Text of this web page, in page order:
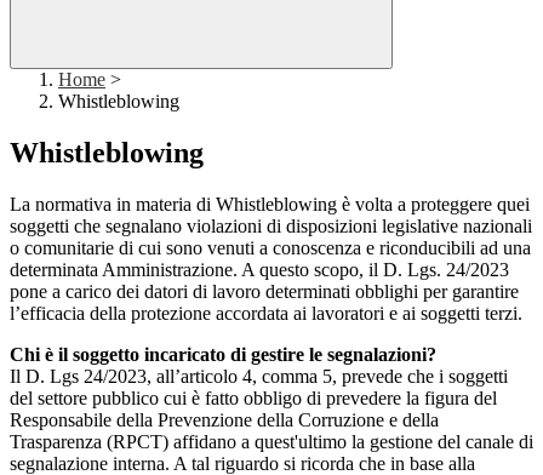
Home >
Whistleblowing
Whistleblowing
La normativa in materia di Whistleblowing è volta a proteggere quei
soggetti che segnalano violazioni di disposizioni legislative nazionali
o comunitarie di cui sono venuti a conoscenza e riconducibili ad una
determinata Amministrazione. A questo scopo, il D. Lgs. 24/2023
pone a carico dei datori di lavoro determinati obblighi per garantire
l’efficacia della protezione accordata ai lavoratori e ai soggetti terzi.
Chi è il soggetto incaricato di gestire le segnalazioni?
Il D. Lgs 24/2023, all’articolo 4, comma 5, prevede che i soggetti
del settore pubblico cui è fatto obbligo di prevedere la figura del
Responsabile della Prevenzione della Corruzione e della
Trasparenza (RPCT) affidano a quest'ultimo la gestione del canale di
segnalazione interna. A tal riguardo si ricorda che in base alla